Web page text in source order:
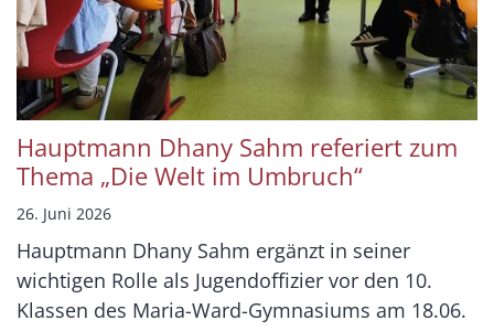
Hauptmann Dhany Sahm referiert zum
Thema „Die Welt im Umbruch“
26. Juni 2026
Hauptmann Dhany Sahm ergänzt in seiner
wichtigen Rolle als Jugendoffizier vor den 10.
Klassen des Maria-Ward-Gymnasiums am 18.06.